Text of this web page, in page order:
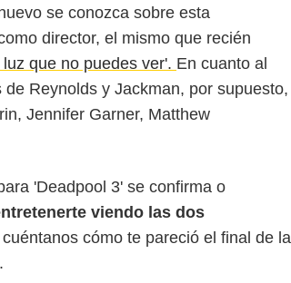
se conozca sobre esta
director, el mismo que recién
luz que no puedes ver'. En cuanto al
Reynolds y Jackman, por supuesto,
Jennifer Garner, Matthew
'Deadpool 3' se confirma o
viendo las dos
cómo te pareció el final de la